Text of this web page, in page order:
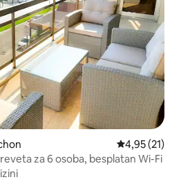
Prosječna
4,95 (21)
za 6 osoba, besplatan Wi-Fi